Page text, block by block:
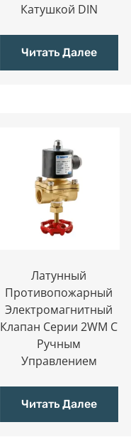
Катушкой DIN
Читать Далее
Латунный
Противопожарный
Электромагнитный
Клапан Серии 2WM С
Ручным
Управлением
Читать Далее